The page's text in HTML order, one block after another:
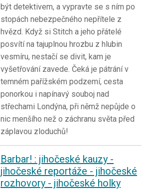
být detektivem, a vypravte se s ním po
stopách nebezpečného nepřítele z
hvězd. Když si Stitch a jeho přátelé
posvítí na tajuplnou hrozbu z hlubin
vesmíru, nestačí se divit, kam je
vyšetřování zavede. Čeká je pátrání v
temném pařížském podzemí, cesta
ponorkou i napínavý souboj nad
střechami Londýna, při němž nepůjde o
nic menšího než o záchranu světa před
záplavou zloduchů!
Barbar! : jihočeské kauzy -
jihočeské reportáže - jihočeské
rozhovory - jihočeské holky